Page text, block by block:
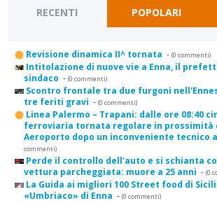
RECENTI POPOLARI
Revisione dinamica II^ tornata - (0 commenti)
Intitolazione di nuove vie a Enna, il
sindaco - (0 commenti)
Scontro frontale tra due furgoni
tre feriti gravi - (0 commenti)
Linea Palermo – Trapani: dalle ore 08:40
ferroviaria tornata regolare in prossimità
Aeroporto dopo un inconveniente tecnico
commenti)
Perde il controllo dell'auto e si schianta
vettura parcheggiata: muore a 25 anni - (0
La Guida ai migliori 100 Street food di
«Umbriaco» di Enna - (0 commenti)